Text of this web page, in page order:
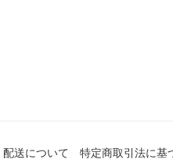
配送について 特定商取引法に基